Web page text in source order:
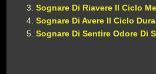
Sognare Di Riavere Il Ciclo
Sognare Di Avere Il Ciclo
Sognare Di Sentire Odore Di